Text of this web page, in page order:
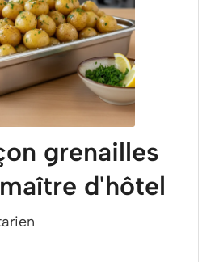
grenailles
d'hôtel